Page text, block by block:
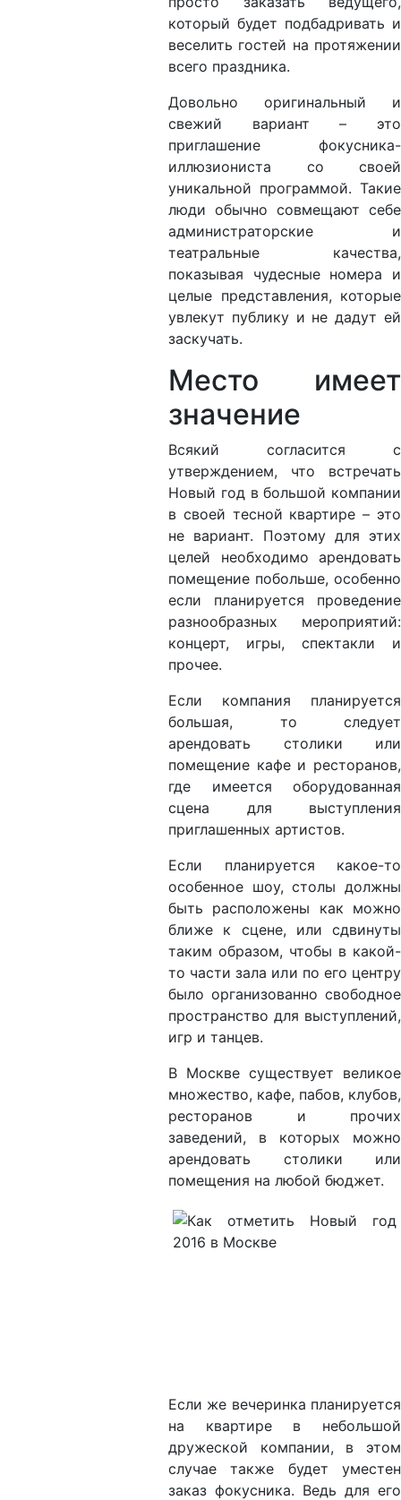
который будет подбадривать и
веселить гостей на протяжении
всего праздника.
Довольно оригинальный и
свежий вариант – это
приглашение фокусника-
иллюзиониста со своей
уникальной программой. Такие
люди обычно совмещают себе
администраторские и
театральные качества,
показывая чудесные номера и
целые представления, которые
увлекут публику и не дадут ей
заскучать.
Место имеет
значение
Всякий согласится с
утверждением, что встречать
Новый год в большой компании
в своей тесной квартире – это
не вариант. Поэтому для этих
целей необходимо арендовать
помещение побольше, особенно
если планируется проведение
разнообразных мероприятий:
концерт, игры, спектакли и
прочее.
Если компания планируется
большая, то следует
арендовать столики или
помещение кафе и ресторанов,
где имеется оборудованная
сцена для выступления
приглашенных артистов.
Если планируется какое-то
особенное шоу, столы должны
быть расположены как можно
ближе к сцене, или сдвинуты
таким образом, чтобы в какой-
то части зала или по его центру
было организованно свободное
пространство для выступлений,
игр и танцев.
В Москве существует великое
множество, кафе, пабов, клубов,
ресторанов и прочих
заведений, в которых можно
арендовать столики или
помещения на любой бюджет.
Если же вечеринка планируется
на квартире в небольшой
дружеской компании, в этом
случае также будет уместен
заказ фокусника. Ведь для его